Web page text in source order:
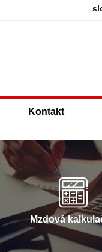
Kontakt
Mzdová